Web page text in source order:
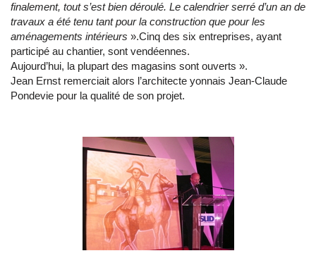
finalement, tout s’est bien déroulé. Le calendrier serré d’un an de
travaux a été tenu tant pour la construction que pour les
aménagements intérieurs ».Cinq des six entreprises, ayant
participé au chantier, sont vendéennes.
Aujourd’hui, la plupart des magasins sont ouverts ».
Jean Ernst remerciait alors l’architecte yonnais Jean-Claude
Pondevie pour la qualité de son projet.